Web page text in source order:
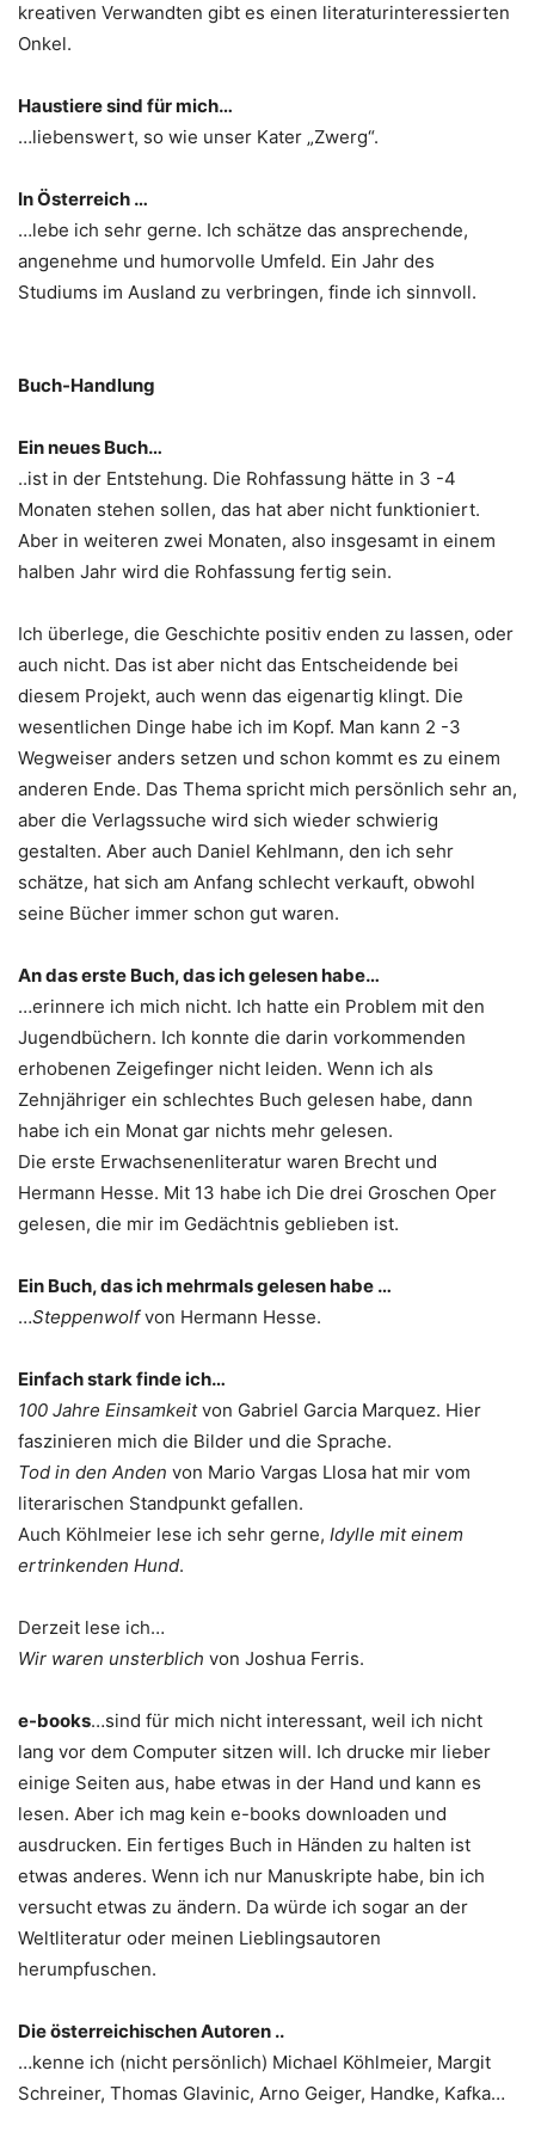
kreativen Verwandten gibt es einen literaturinteressierten
Onkel.
Haustiere sind für mich…
…liebenswert, so wie unser Kater „Zwerg“.
In Österreich …
…lebe ich sehr gerne. Ich schätze das ansprechende,
angenehme und humorvolle Umfeld. Ein Jahr des
Studiums im Ausland zu verbringen, finde ich sinnvoll.
Buch-Handlung
Ein neues Buch…
..ist in der Entstehung. Die Rohfassung hätte in 3 -4
Monaten stehen sollen, das hat aber nicht funktioniert.
Aber in weiteren zwei Monaten, also insgesamt in einem
halben Jahr wird die Rohfassung fertig sein.
Ich überlege, die Geschichte positiv enden zu lassen, oder
auch nicht. Das ist aber nicht das Entscheidende bei
diesem Projekt, auch wenn das eigenartig klingt. Die
wesentlichen Dinge habe ich im Kopf. Man kann 2 -3
Wegweiser anders setzen und schon kommt es zu einem
anderen Ende. Das Thema spricht mich persönlich sehr an,
aber die Verlagssuche wird sich wieder schwierig
gestalten. Aber auch Daniel Kehlmann, den ich sehr
schätze, hat sich am Anfang schlecht verkauft, obwohl
seine Bücher immer schon gut waren.
An das erste Buch, das ich gelesen habe…
…erinnere ich mich nicht. Ich hatte ein Problem mit den
Jugendbüchern. Ich konnte die darin vorkommenden
erhobenen Zeigefinger nicht leiden. Wenn ich als
Zehnjähriger ein schlechtes Buch gelesen habe, dann
habe ich ein Monat gar nichts mehr gelesen.
Die erste Erwachsenenliteratur waren Brecht und
Hermann Hesse. Mit 13 habe ich Die drei Groschen Oper
gelesen, die mir im Gedächtnis geblieben ist.
Ein Buch, das ich mehrmals gelesen habe …
…Steppenwolfvon Hermann Hesse.
Einfach stark finde ich…
100 Jahre Einsamkeitvon Gabriel Garcia Marquez. Hier
faszinieren mich die Bilder und die Sprache.
Tod in den Anden von Mario Vargas Llosa hat mir vom
literarischen Standpunkt gefallen.
Auch Köhlmeier lese ich sehr gerne, Idylle mit einem
ertrinkenden Hund.
Derzeit lese ich…
Wir waren unsterblich von Joshua Ferris.
e-books…sind für mich nicht interessant, weil ich nicht
lang vor dem Computer sitzen will. Ich drucke mir lieber
einige Seiten aus, habe etwas in der Hand und kann es
lesen. Aber ich mag kein e-books downloaden und
ausdrucken. Ein fertiges Buch in Händen zu halten ist
etwas anderes. Wenn ich nur Manuskripte habe, bin ich
versucht etwas zu ändern. Da würde ich sogar an der
Weltliteratur oder meinen Lieblingsautoren
herumpfuschen.
Die österreichischen Autoren ..
…kenne ich (nicht persönlich) Michael Köhlmeier, Margit
Schreiner, Thomas Glavinic, Arno Geiger, Handke, Kafka…